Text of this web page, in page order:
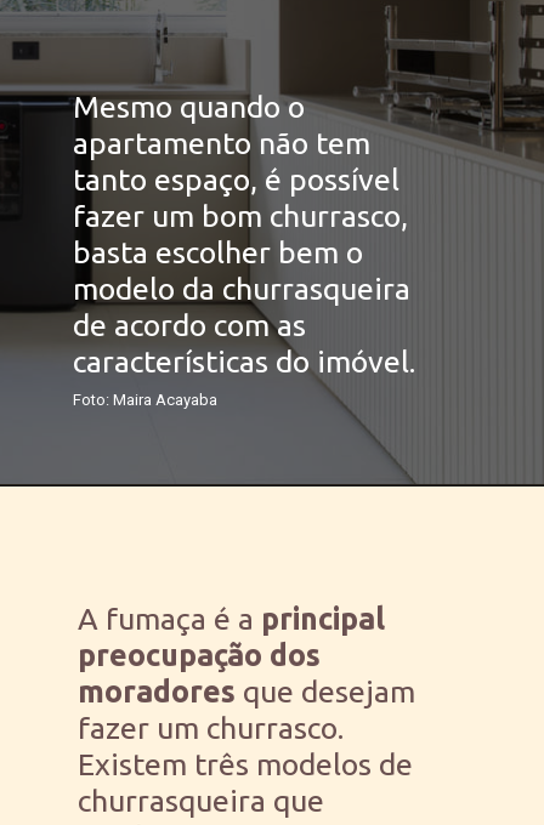
Mesmo quando o
apartamento não tem
tanto espaço, é possível
fazer um bom churrasco,
basta escolher bem o
modelo da churrasqueira
de acordo com as
características do imóvel.
Foto: Maira Acayaba
A fumaça é a principal
preocupação dos
moradores que desejam
fazer um churrasco.
Existem três modelos de
churrasqueira que